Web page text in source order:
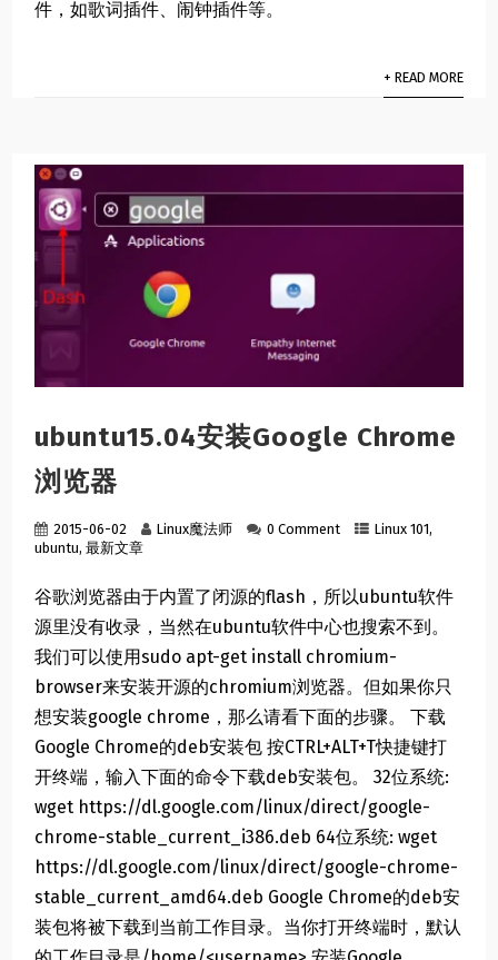
件，如歌词插件、闹钟插件等。
+ READ MORE
ubuntu15.04安装Google Chrome
浏览器
2015-06-02 Linux魔法师 0 Comment Linux 101,
ubuntu,最新文章
谷歌浏览器由于内置了闭源的flash，所以ubuntu软件
源里没有收录，当然在ubuntu软件中心也搜索不到。
我们可以使用sudo apt-get install chromium-
browser来安装开源的chromium浏览器。但如果你只
想安装google chrome，那么请看下面的步骤。 下载
Google Chrome的deb安装包 按CTRL+ALT+T快捷键打
开终端，输入下面的命令下载deb安装包。 32位系统:
wget https://dl.google.com/linux/direct/google-
chrome-stable_current_i386.deb 64位系统: wget
https://dl.google.com/linux/direct/google-chrome-
stable_current_amd64.deb Google Chrome的deb安
装包将被下载到当前工作目录。当你打开终端时，默认